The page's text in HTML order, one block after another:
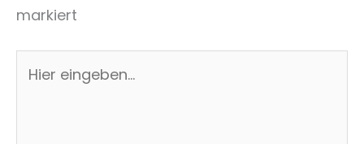
markiert
eingeben…